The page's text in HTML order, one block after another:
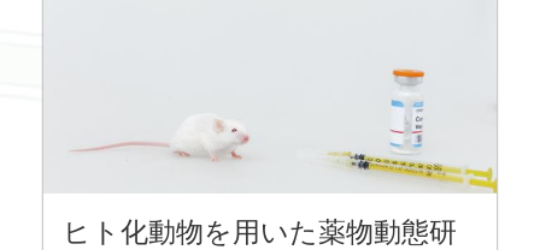
ヒト化動物を用いた薬物動態研